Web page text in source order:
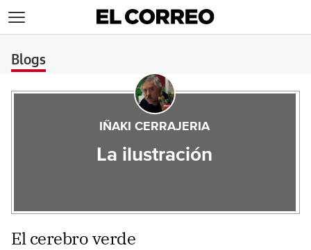
Blogs
IÑAKI CERRAJERIA
La ilustración
El cerebro verde